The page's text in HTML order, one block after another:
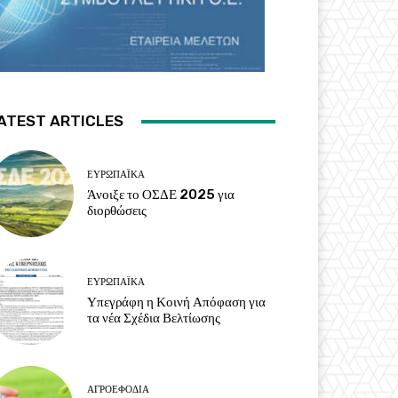
ARTICLES
ΕΥΡΩΠΑΪΚΆ
Άνοιξε το ΟΣΔΕ 2025 για
διορθώσεις
ΕΥΡΩΠΑΪΚΆ
Υπεγράφη η Κοινή Απόφαση για
τα νέα Σχέδια Βελτίωσης
ΑΓΡΟΕΦΌΔΙΑ